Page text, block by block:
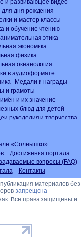
и развивающее видео
для дня рождения
и мастер-классы
и обучение чтению
этика
экономика
физика
океанология
в аудиоформате
Медали и награды
и грамоты
и их значение
блюд для детей
рукоделия и творчества
«Солнышко»
Достижения портала
вопросы (FAQ)
Контакты
материалов без
запрещена
Все права защищены и